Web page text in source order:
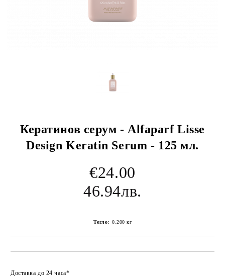
Кератинов серум - Alfaparf Lisse
Design Keratin Serum - 125 мл.
€24.00
46.94лв.
Тегло: 0.200 кг
Доставка до 24 часа*